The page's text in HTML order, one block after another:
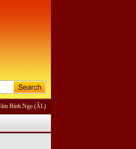
Bính Ngọ (ÂL)